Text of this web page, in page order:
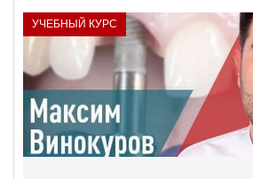
УЧЕБНЫЙ КУРС